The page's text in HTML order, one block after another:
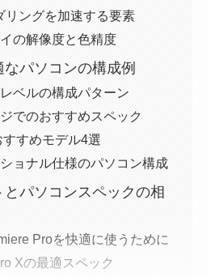
リングを加速する要素
の解像度と色精度
パソコンの構成例
ベルの構成パターン
でのおすすめスペック
すめモデル4選
ョナル仕様のパソコン構成
とパソコンスペックの相
Proを快適に使うために
Xの最適スペック